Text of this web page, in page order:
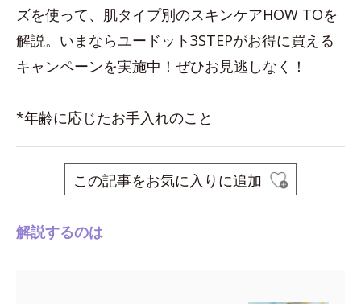
ズを使って、肌タイプ別のスキンケアHOW TOを
解説。いまならユードット3STEPがお得に買える
キャンペーンを実施中！ぜひお見逃しなく！
*年齢に応じたお手入れのこと
この記事をお気に入りに追加
解説するのは